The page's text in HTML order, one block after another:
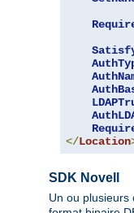
</Location
SDK Novell
Un ou plusieurs